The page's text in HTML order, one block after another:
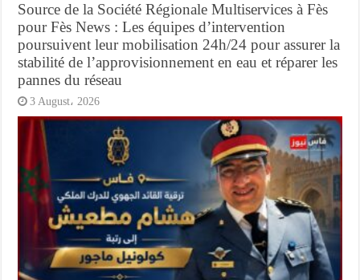
Source de la Société Régionale Multiservices à Fès
pour Fès News : Les équipes d’intervention
poursuivent leur mobilisation 24h/24 pour assurer la
stabilité de l’approvisionnement en eau et réparer les
pannes du réseau
3 August، 2026